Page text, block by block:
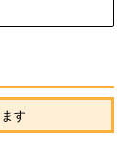
どを紹介する。
」を利用する
す